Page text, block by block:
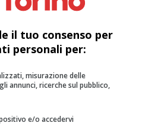
università
sulla
mentre il consiglio
israeliana: la
il tuo consenso per
personali per:
misurazione delle
annunci, ricerche sul pubblico,
e/o accedervi